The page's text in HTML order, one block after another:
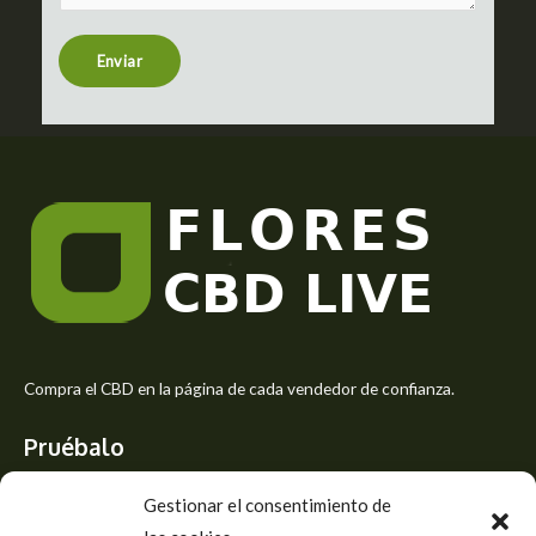
Gestionar el consentimiento de
t
r
s
e
Enviar
Compra el CBD en la página de cada vendedor de confianza.
Pruébalo
Siente el mejor aroma de las flores CBD y usa los beneficios del